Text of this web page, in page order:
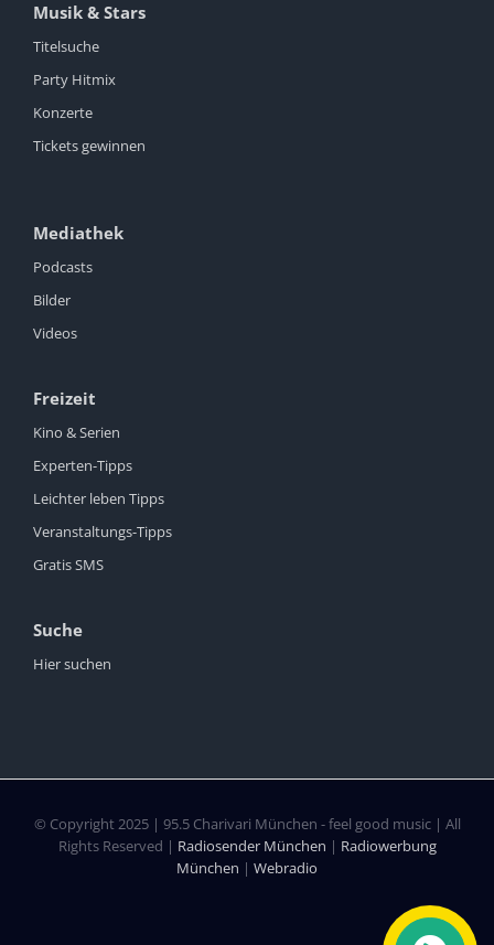
Musik & Stars
Titelsuche
Party Hitmix
Konzerte
Tickets gewinnen
Mediathek
Podcasts
Bilder
Videos
Freizeit
Kino & Serien
Experten-Tipps
Leichter leben Tipps
Veranstaltungs-Tipps
Gratis SMS
Suche
Hier suchen
© Copyright 2025 | 95.5 Charivari München - feel good music | All
Rights Reserved | Radiosender München | Radiowerbung
München | Webradio